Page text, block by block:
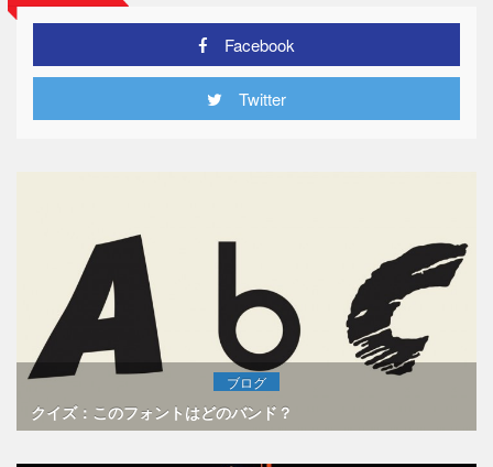
Facebook
Twitter
ブログ
クイズ：このフォントはどのバンド？